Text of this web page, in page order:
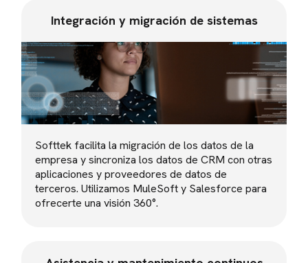
Integración y migración de sistemas
Softtek facilita la migración de los datos de la
empresa y sincroniza los datos de CRM con otras
aplicaciones y proveedores de datos de
terceros. Utilizamos MuleSoft y Salesforce para
ofrecerte una visión 360°.